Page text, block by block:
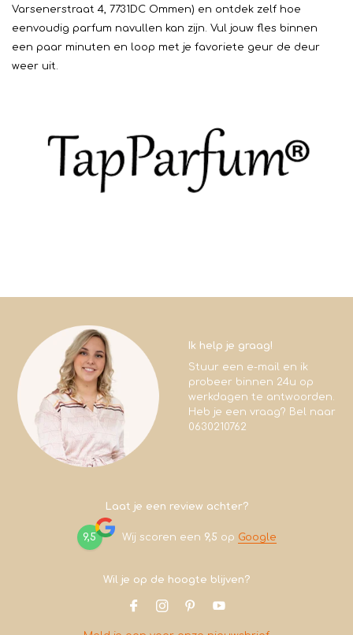
Varsenerstraat 4, 7731DC Ommen) en ontdek zelf hoe
eenvoudig parfum navullen kan zijn. Vul jouw fles binnen
een paar minuten en loop met je favoriete geur de deur
weer uit.
Ik help je graag!
Stuur een e-mail en ik
probeer binnen 24u op
werkdagen te antwoorden.
Heb je een vraag? Bel naar
0630210762
Laat je een review achter?
9,5 Wij scoren een 9,5 op Google
Wil je op de hoogte blijven?